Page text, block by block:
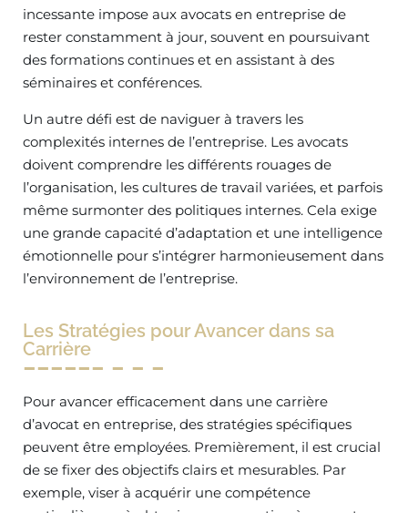
incessante impose aux avocats en entreprise de
rester constamment à jour, souvent en poursuivant
des formations continues et en assistant à des
séminaires et conférences.
Un autre défi est de naviguer à travers les
complexités internes de l’entreprise. Les avocats
doivent comprendre les différents rouages de
l’organisation, les cultures de travail variées, et parfois
même surmonter des politiques internes. Cela exige
une grande capacité d’adaptation et une intelligence
émotionnelle pour s’intégrer harmonieusement dans
l’environnement de l’entreprise.
Les Stratégies pour Avancer dans sa
Carrière
Pour avancer efficacement dans une carrière
d’avocat en entreprise, des stratégies spécifiques
peuvent être employées. Premièrement, il est crucial
de se fixer des objectifs clairs et mesurables. Par
exemple, viser à acquérir une compétence